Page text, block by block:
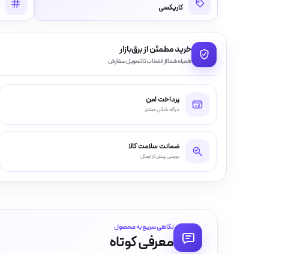
نگاهی سریع به محصول
معرفی کوتاه
کاریکسی
خرید مطمئن از برق‌بازار
همراه شما از انتخاب تا تحویل سفارش
پرداخت امن
درگاه بانکی معتبر
ضمانت سلامت کالا
بررسی پیش از ارسال